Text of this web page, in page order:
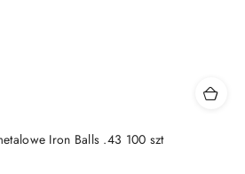
Iron Balls .43 100 szt